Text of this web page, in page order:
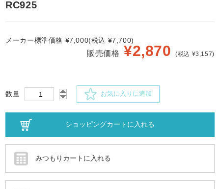
RC925
メーカー標準価格 ¥7,000(税込 ¥7,700)
販売価格 ¥2,870 (税込 ¥3,157)
数量 お気に入りに追加